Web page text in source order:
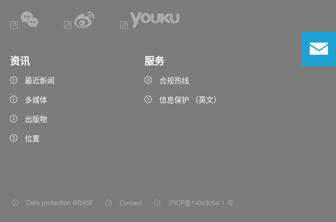
资讯
最近新闻
多媒体
出版物
位置
服务
合规热线
信息保护 （英文）
Data protection @BASF Contact
沪ICP备14043054-1 号